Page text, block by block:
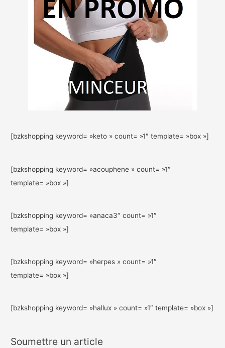
[bzkshopping keyword= »keto » count= »1″ template= »box »]
[bzkshopping keyword= »acouphene » count= »1″
template= »box »]
[bzkshopping keyword= »anaca3″ count= »1″
template= »box »]
[bzkshopping keyword= »herpes » count= »1″
template= »box »]
[bzkshopping keyword= »hallux » count= »1″ template= »box »]
Soumettre un article